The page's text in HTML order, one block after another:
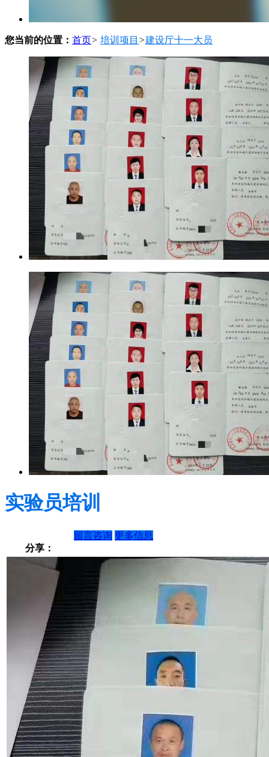
您当前的位置： 首页> 培训项目 >建设厅十一大员
实验员培训
留言咨询 更多信息
分享：